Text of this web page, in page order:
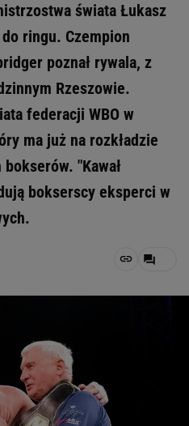
świata Łukasz
ringu. Czempion
poznał rywala, z
Rzeszowie.
federacji WBO w
ma już na rozkładzie
"Kawał
bokserscy eksperci w